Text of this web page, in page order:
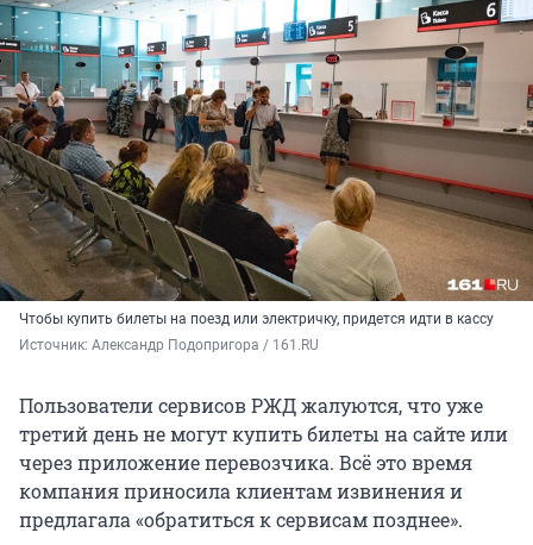
Чтобы купить билеты на поезд или электричку, придется идти в кассу
Источник: Александр Подопригора / 161.RU
Пользователи сервисов РЖД жалуются, что уже
третий день не могут купить билеты на сайте или
через приложение перевозчика. Всё это время
компания приносила клиентам извинения и
предлагала «обратиться к сервисам позднее».